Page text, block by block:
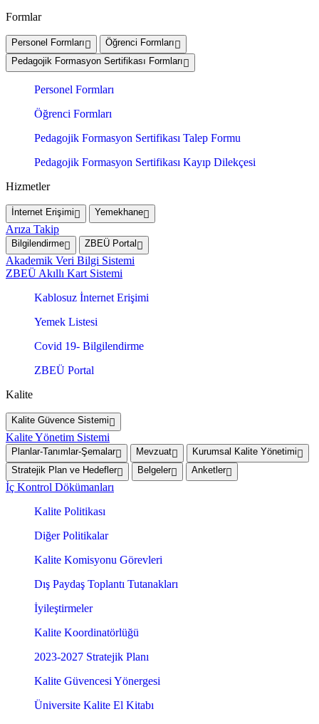
Formlar
Personel Formları
Öğrenci Formları
Pedagojik Formasyon Sertifikası Formları
Personel Formları
Öğrenci Formları
Pedagojik Formasyon Sertifikası Talep Formu
Pedagojik Formasyon Sertifikası Kayıp Dilekçesi
Hizmetler
İnternet Erişimi Yemekhane
Arıza Takip
Bilgilendirme ZBEÜ Portal
Akademik Veri Bilgi Sistemi
ZBEÜ Akıllı Kart Sistemi
Kablosuz İnternet Erişimi
Yemek Listesi
Covid 19- Bilgilendirme
ZBEÜ Portal
Kalite
Kalite Güvence Sistemi
Kalite Yönetim Sistemi
Planlar-Tanımlar-Şemalar Mevzuat
Kurumsal Kalite Yönetimi
Stratejik Plan ve Hedefler
Belgeler Anketler
İç Kontrol Dökümanları
Kalite Politikası
Diğer Politikalar
Kalite Komisyonu Görevleri
Dış Paydaş Toplantı Tutanakları
İyileştirmeler
Kalite Koordinatörlüğü
2023-2027 Stratejik Planı
Kalite Güvencesi Yönergesi
Üniversite Kalite El Kitabı